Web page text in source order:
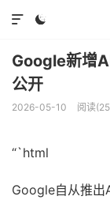


Google新增
公开
2026-05-10 阅读(25
“`html
Google自从推出